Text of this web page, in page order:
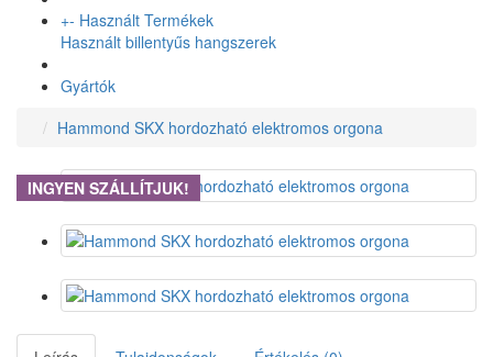
+- Használt Termékek
Használt billentyűs hangszerek
Gyártók
Hammond SKX hordozható elektromos orgona
INGYEN SZÁLLÍTJUK!